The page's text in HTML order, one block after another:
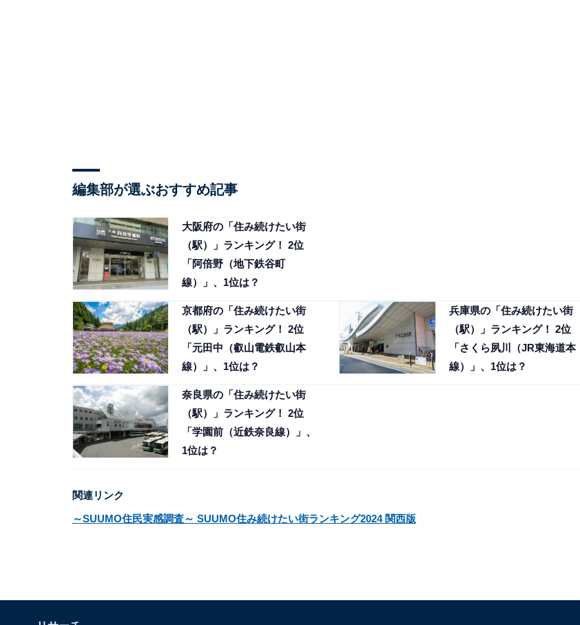
編集部が選ぶおすすめ記事
大阪府の「住み続けたい街
（駅）」ランキング！ 2位
「阿倍野（地下鉄谷町
線）」、1位は？
京都府の「住み続けたい街
（駅）」ランキング！ 2位
「元田中（叡山電鉄叡山本
線）」、1位は？
兵庫県の「住み続けたい街
（駅）」ランキング！ 2位
「さくら夙川（JR東海道本
線）」、1位は？
奈良県の「住み続けたい街
（駅）」ランキング！ 2位
「学園前（近鉄奈良線）」、
1位は？
関連リンク
～SUUMO住民実感調査～ SUUMO住み続けたい街ランキング2024 関西版